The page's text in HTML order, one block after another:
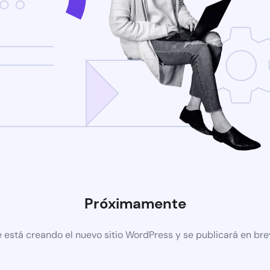
Próximamente
está creando el nuevo sitio WordPress y se publicará en